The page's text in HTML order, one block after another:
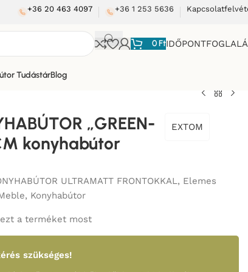
+36 20 463 4097 +36 1 253 5636
0Ft
TudástárBlog
„GREEN-
konyhabútor
EXTOM
ULTRAMATT FRONTOKKAL, Elemes
, Konyhabútor
a terméket most
szükséges!